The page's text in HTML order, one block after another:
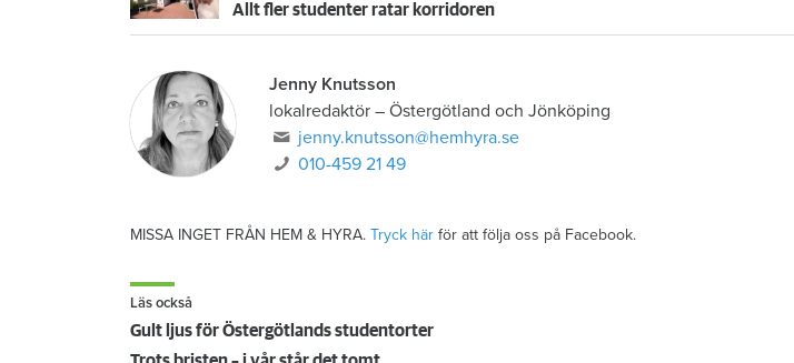
Allt fler studenter ratar korridoren
Jenny Knutsson
lokalredaktör – Östergötland och Jönköping
jenny.knutsson@hemhyra.se
010-459 21 49
MISSA INGET FRÅN HEM & HYRA. Tryck här för att följa oss på Facebook.
Läs också
Gult ljus för Östergötlands studentorter